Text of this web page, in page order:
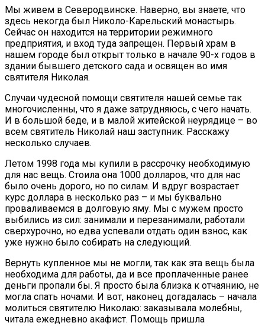
Мы живем в Северодвинске. Наверно, вы знаете, что
здесь некогда был Николо-Карельский монастырь.
Сейчас он находится на территории режимного
предприятия, и вход туда запрещен. Первый храм в
нашем городе был открыт только в начале 90-х годов в
здании бывшего детского сада и освящен во имя
святителя Николая.
Случаи чудесной помощи святителя нашей семье так
многочисленны, что я даже затрудняюсь, с чего начать.
И в большой беде, и в малой житейской неурядице – во
всем святитель Николай наш заступник. Расскажу
несколько случаев.
Летом 1998 года мы купили в рассрочку необходимую
для нас вещь. Стоила она 1000 долларов, что для нас
было очень дорого, но по силам. И вдруг возрастает
курс доллара в несколько раз – и мы буквально
проваливаемся в долговую яму. Мы с мужем просто
выбились из сил: занимали и перезанимали, работали
сверхурочно, но едва успевали отдать один взнос, как
уже нужно было собирать на следующий.
Вернуть купленное мы не могли, так как эта вещь была
необходима для работы, да и все проплаченные ранее
деньги пропали бы. Я просто была близка к отчаянию, не
могла спать ночами. И вот, наконец догадалась – начала
молить­ся святителю Николаю: заказывала молебны,
читала ежедневно акафист. Помощь пришла